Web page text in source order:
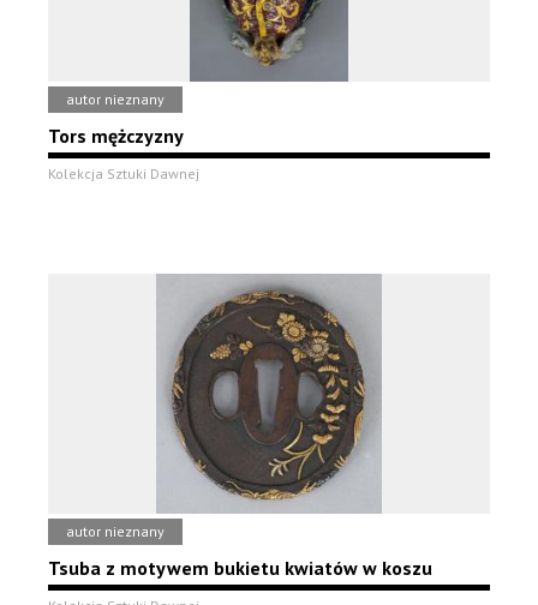
autor nieznany
Tors mężczyzny
Kolekcja Sztuki Dawnej
autor nieznany
Tsuba z motywem bukietu kwiatów w koszu